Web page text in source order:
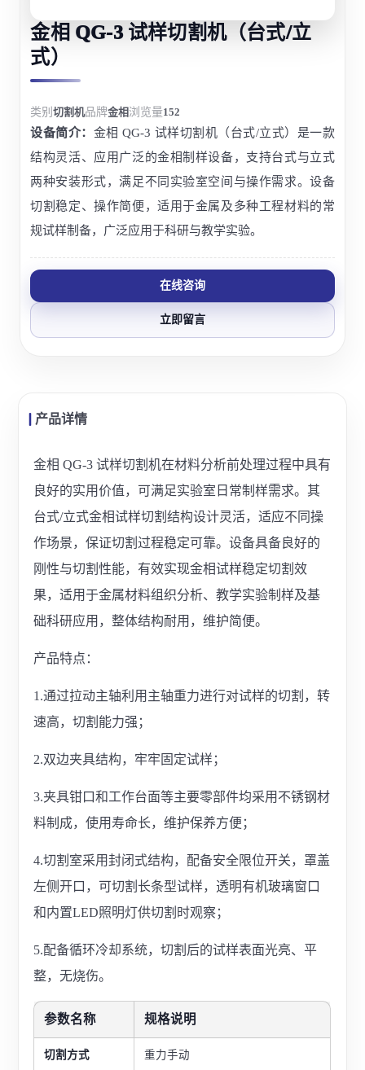
金相 QG-3 试样切割机（台式/立
式）
类别切割机品牌金相浏览量152
设备简介： 金相 QG-3 试样切割机（台式/立式）是一款
结构灵活、应用广泛的金相制样设备，支持台式与立式
两种安装形式，满足不同实验室空间与操作需求。设备
切割稳定、操作简便，适用于金属及多种工程材料的常
规试样制备，广泛应用于科研与教学实验。
在线咨询
立即留言
产品详情
金相 QG-3 试样切割机在材料分析前处理过程中具有
良好的实用价值，可满足实验室日常制样需求。其
台式/立式金相试样切割结构设计灵活，适应不同操
作场景，保证切割过程稳定可靠。设备具备良好的
刚性与切割性能，有效实现金相试样稳定切割效
果，适用于金属材料组织分析、教学实验制样及基
础科研应用，整体结构耐用，维护简便。
产品特点：
1.通过拉动主轴利用主轴重力进行对试样的切割，转
速高，切割能力强；
2.双边夹具结构，牢牢固定试样；
3.夹具钳口和工作台面等主要零部件均采用不锈钢材
料制成，使用寿命长，维护保养方便；
4.切割室采用封闭式结构，配备安全限位开关，罩盖
左侧开口，可切割长条型试样，透明有机玻璃窗口
和内置LED照明灯供切割时观察；
5.配备循环冷却系统，切割后的试样表面光亮、平
整，无烧伤。
参数名称 规格说明
切割方式 重力手动